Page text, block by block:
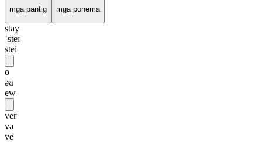
mga pantig mga ponema
stay
ˈsteɪ
stei
o
əʊ
ew
ver
və
vē